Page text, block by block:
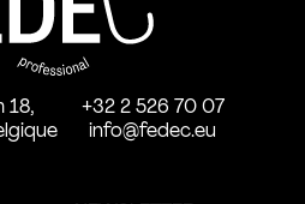
18,
+32 2 526 70 07
info@fedec.eu